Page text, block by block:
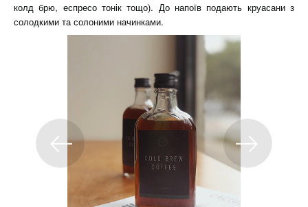
колд брю, еспресо тонік тощо). До напоїв подають круасани з
солодкими та солоними начинками.